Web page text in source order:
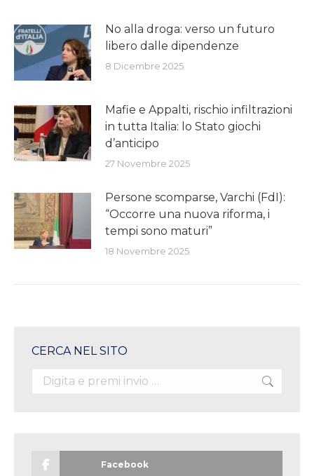
No alla droga: verso un futuro
libero dalle dipendenze
8 Dicembre 2025
Mafie e Appalti, rischio infiltrazioni
in tutta Italia: lo Stato giochi
d’anticipo
27 Novembre 2025
Persone scomparse, Varchi (FdI):
“Occorre una nuova riforma, i
tempi sono maturi”
18 Novembre 2025
CERCA NEL SITO
Search:
Facebook